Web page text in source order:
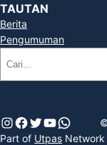
TAUTAN
Berita
Pengumuman
Instagram
Facebook
Twitter
YouTube
Part of Utpas Network